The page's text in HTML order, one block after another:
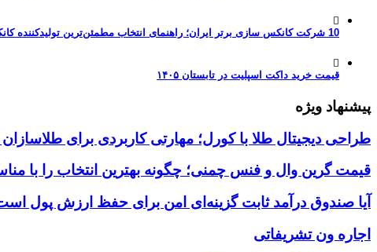
10 شرکت کانکس سازی برتر ایران؛ راهنمای انتخاب مطمئن‌ترین تولیدکننده کانکس در بازار 1405
قیمت خرید داکت اسپلیت در تابستان ۱۴۰۵
پیشنهاد ویژه
طراحی دیجیتال طلا با کورل؛ مهارتی کاربردی برای
قیمت گرین وال و فنس چمنی؛ چگونه بهترین انتخاب را با
آیا صندوق درآمد ثابت گزینه‌ای امن برای حفظ ارزش پول
اجاره ون تشریفاتی